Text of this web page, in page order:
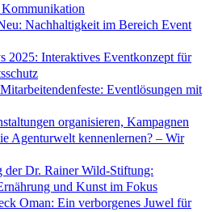
Nachhaltigkeit im Bereich Event
2025: Interaktives Eventkonzept für
Eventlösungen mit
organisieren, Kampagnen
Agenturwelt kennenlernen? – Wir
der Dr. Rainer Wild-Stiftung:
und Kunst im Fokus
Oman: Ein verborgenes Juwel für